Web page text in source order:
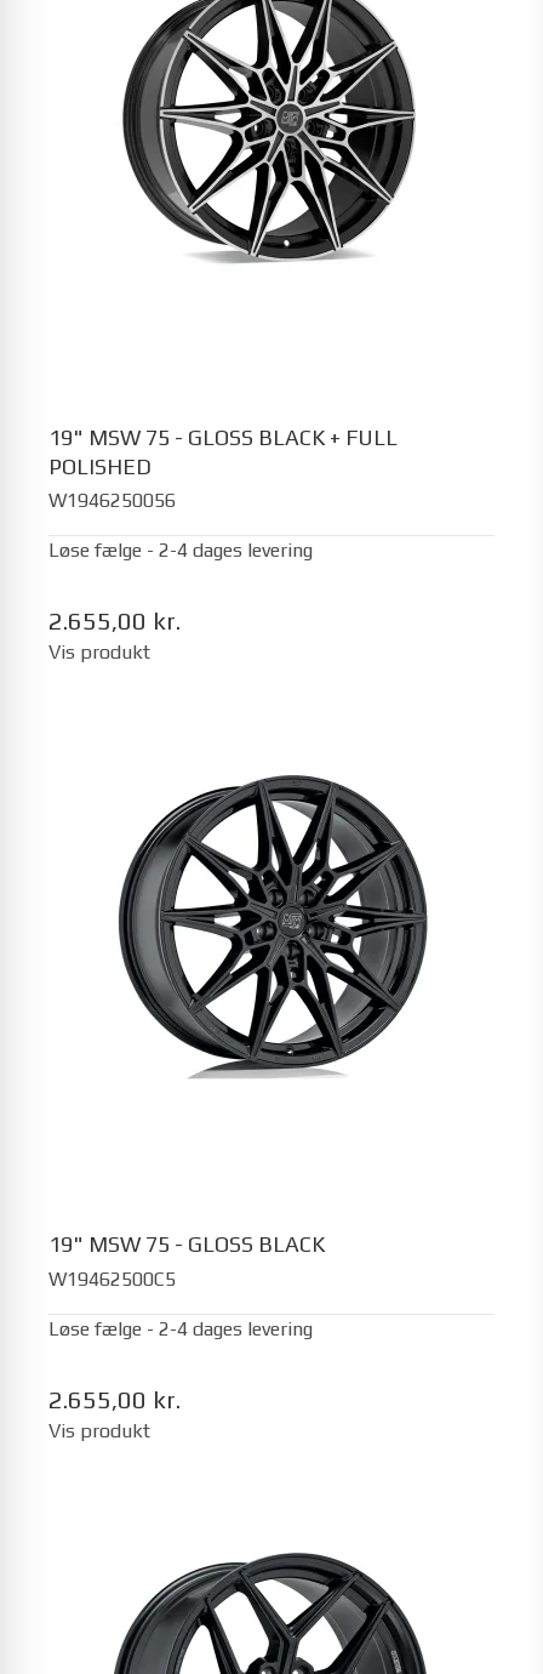
19" MSW 75 - GLOSS BLACK + FULL
POLISHED
W1946250056
Løse fælge - 2-4 dages levering
2.655,00 kr.
Vis produkt
19" MSW 75 - GLOSS BLACK
W19462500C5
Løse fælge - 2-4 dages levering
2.655,00 kr.
Vis produkt